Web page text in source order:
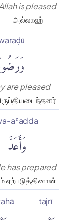
Allah is pleased
அல்லாஹ்
are pleased
aʿadda
وَأَعَدَّ
has prepared
ஏற்படுத்தினான்
tajrī